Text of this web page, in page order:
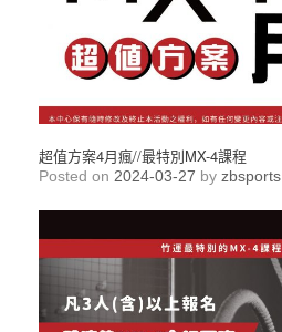
超值方案4月瘋//最特別MX-4課程
Posted on 2024-03-27 by zbsports